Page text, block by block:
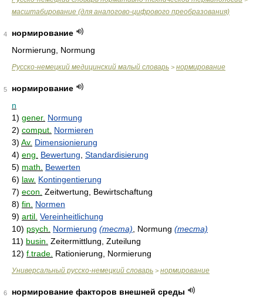
масштабирование (для аналогово-цифрового преобразования)
4
нормирование
Normierung, Normung
Руccко-немецкий медицинский малый словарь > нормирование
5
нормирование
n
1) gener. Normung
2) comput. Normieren
3) Av. Dimensionierung
4) eng. Bewertung Standardisierung
5) math.
Bewerten
6) law. Kontingentierung
7) econ. Zeitwertung, Bewirtschaftung
8) fin.
Normen
9) artil. Vereinheitlichung
10) psych. Normierung (теста) , Normung (теста)
11) busin. Zeitermittlung, Zuteilung
12) f.trade. Rationierung, Normierung
Универсальный русско-немецкий словарь > нормирование
6
нормирование факторов внешней среды